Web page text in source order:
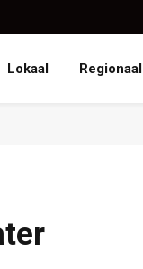
Lokaal Regionaal